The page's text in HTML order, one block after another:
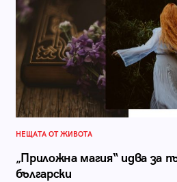
НЕЩАТА ОТ ЖИВОТА
„Приложна магия“ идва за
български